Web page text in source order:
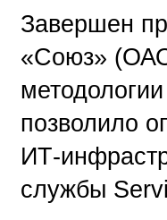
Завершен
«Союз»
позволило
ИТ-
службы